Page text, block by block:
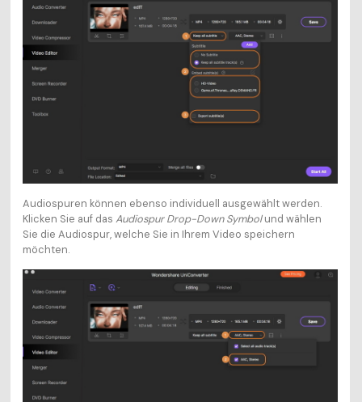
Audiospuren können ebenso individuell ausgewählt werden.
Klicken Sie auf das Audiospur Drop-Down Symbolund wählen
Sie die Audiospur, welche Sie in Ihrem Video speichern
möchten.